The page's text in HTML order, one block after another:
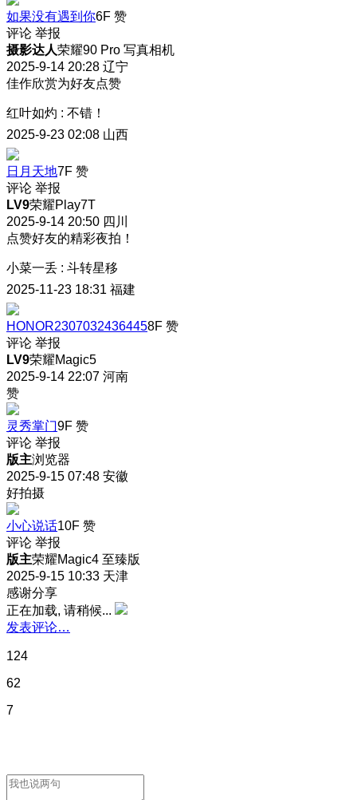
如果没有遇到你6F 赞
评论 举报
摄影达人荣耀90 Pro 写真相机
2025-9-14 20:28 辽宁
佳作欣赏为好友点赞
红叶如灼 : 不错！
2025-9-23 02:08 山西
日月天地7F 赞
评论 举报
LV9荣耀Play7T
2025-9-14 20:50 四川
点赞好友的精彩夜拍！
小菜一丢 : 斗转星移
2025-11-23 18:31 福建
HONOR23070324364458F 赞
评论 举报
LV9荣耀Magic5
2025-9-14 22:07 河南
赞
灵秀掌门9F 赞
评论 举报
版主浏览器
2025-9-15 07:48 安徽
好拍摄
小心说话10F 赞
评论 举报
版主荣耀Magic4 至臻版
2025-9-15 10:33 天津
感谢分享
正在加载, 请稍候...
发表评论…
124
62
7